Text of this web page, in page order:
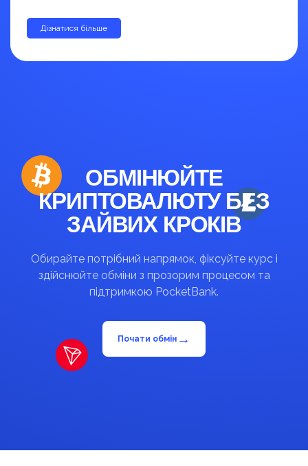
Дізнатися більше
ОБМІНЮЙТЕ
КРИПТОВАЛЮТУ БЕЗ
ЗАЙВИХ КРОКІВ
Обирайте потрібний напрямок, фіксуйте курс і
здійснюйте обміни з прозорим процесом та
підтримкою PocketBank.
Почати обмін →